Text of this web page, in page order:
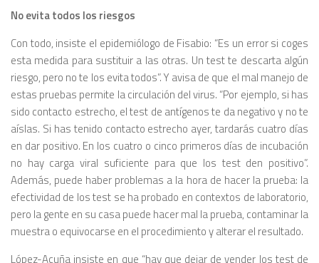
No evita todos los riesgos
Con todo, insiste el epidemiólogo de Fisabio: “Es un error si coges
esta medida para sustituir a las otras. Un test te descarta algún
riesgo, pero no te los evita todos”. Y avisa de que el mal manejo de
estas pruebas permite la circulación del virus. “Por ejemplo, si has
sido contacto estrecho, el test de antígenos te da negativo y no te
aíslas. Si has tenido contacto estrecho ayer, tardarás cuatro días
en dar positivo. En los cuatro o cinco primeros días de incubación
no hay carga viral suficiente para que los test den positivo”.
Además, puede haber problemas a la hora de hacer la prueba: la
efectividad de los test se ha probado en contextos de laboratorio,
pero la gente en su casa puede hacer mal la prueba, contaminar la
muestra o equivocarse en el procedimiento y alterar el resultado.
López-Acuña insiste en que “hay que dejar de vender los test de